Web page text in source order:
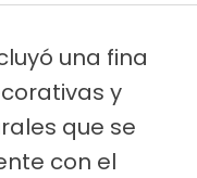
una fina
y
que se
con el